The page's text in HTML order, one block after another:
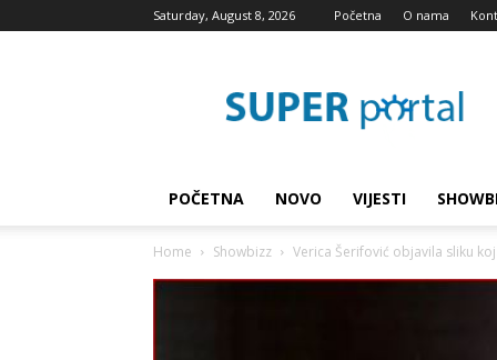
Saturday, August 8, 2026 Početna O nama
blog
POČETNA NOVO VIJESTI
Home Showbizz Verica Šerifović objavila sliku